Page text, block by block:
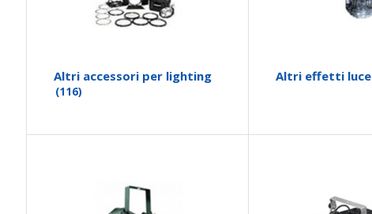
Altri accessori per lighting
(116)
Altri effetti luce